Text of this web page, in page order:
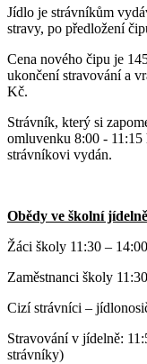
Jídlo je strávníkům
stravy, po předložení
Cena nového čipu je
ukončení stravování a
Kč.
Strávník, který si
omluvenku 8:00 -
strávníkovi vydán.
Obědy ve školní
Žáci školy 11:30 – 14:00
Zaměstnanci školy
Cizí strávníci –
Stravování v jídelně:
strávníky)